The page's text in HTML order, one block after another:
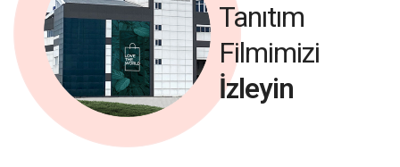
Tanıtım
Filmimizi
İzleyin